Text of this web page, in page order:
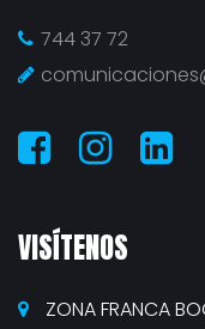
744 37 72
VISÍTENOS
ZONA FRANCA